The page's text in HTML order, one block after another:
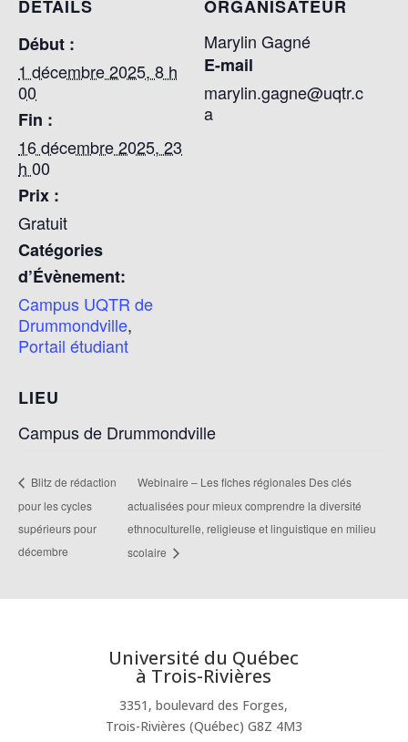
DÉTAILS
Début :
1 décembre 2025, 8 h
00
Fin :
16 décembre 2025, 23
h 00
Prix :
Gratuit
Catégories
d’Évènement:
Campus UQTR de
Drummondville,
Portail étudiant
ORGANISATEUR
Marylin Gagné
E-mail
marylin.gagne@uqtr.c
a
LIEU
Campus de Drummondville
Blitz de rédaction
pour les cycles
supérieurs pour
décembre
Webinaire – Les fiches régionales Des clés
actualisées pour mieux comprendre la diversité
ethnoculturelle, religieuse et linguistique en milieu
scolaire
Université du Québec
à Trois-Rivières
3351, boulevard des Forges,
Trois-Rivières (Québec) G8Z 4M3